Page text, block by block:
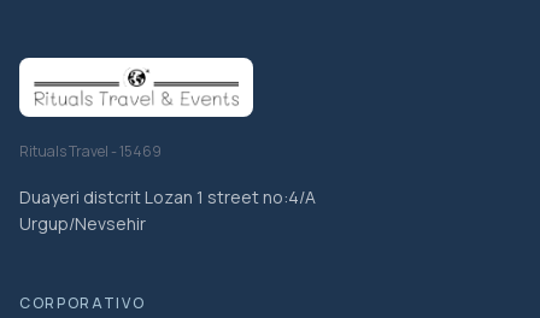
Rituals Travel - 15469
Duayeri distcrit Lozan 1 street no:4/A
Urgup/Nevsehir
CORPORATIVO